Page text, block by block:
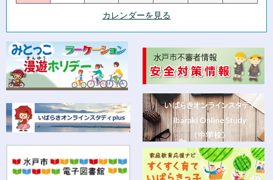
カレンダーを見る